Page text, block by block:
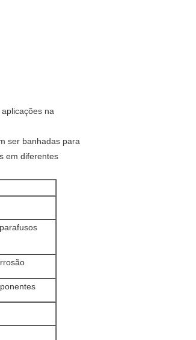
na
ser banhadas para
em diferentes